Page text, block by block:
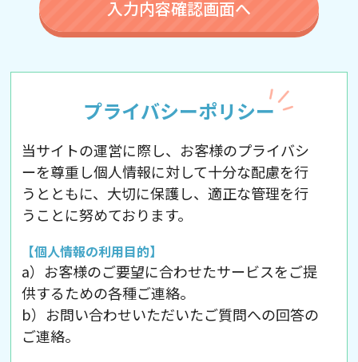
プライバシーポリシー
当サイトの運営に際し、お客様のプライバシ
ーを尊重し個人情報に対して十分な配慮を行
うとともに、大切に保護し、適正な管理を行
うことに努めております。
【個人情報の利用目的】
a）お客様のご要望に合わせたサービスをご提
供するための各種ご連絡。
b）お問い合わせいただいたご質問への回答の
ご連絡。